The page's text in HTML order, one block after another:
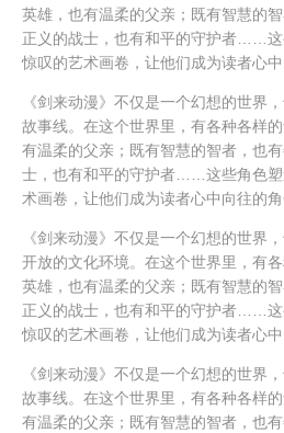
英雄，也有温柔的父亲；既有智慧的
正义的战士，也有和平的守护者……这
惊叹的艺术画卷，让他们成为读者心中
《剑来动漫》不仅是一个幻想的世界
故事线。在这个世界里，有各种各样
有温柔的父亲；既有智慧的智者，也
士，也有和平的守护者……这些角色
术画卷，让他们成为读者心中向往的角
《剑来动漫》不仅是一个幻想的世界
开放的文化环境。在这个世界里，有
英雄，也有温柔的父亲；既有智慧的
正义的战士，也有和平的守护者……这
惊叹的艺术画卷，让他们成为读者心中
《剑来动漫》不仅是一个幻想的世界
故事线。在这个世界里，有各种各样
有温柔的父亲；既有智慧的智者，也